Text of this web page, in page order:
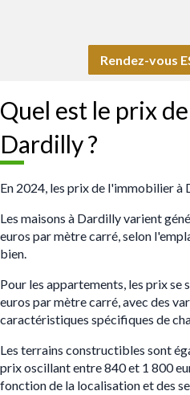
Rendez-vous
Quel est le prix
Dardilly ?
En 2024, les prix de l'immobilier à
Les maisons à Dardilly varient
euros par mètre carré, selon
bien.
Pour les appartements, les prix se
euros par mètre carré, avec des
caractéristiques spécifiques de
Les terrains constructibles sont
prix oscillant entre 840 et 1 800
fonction de la localisation et des